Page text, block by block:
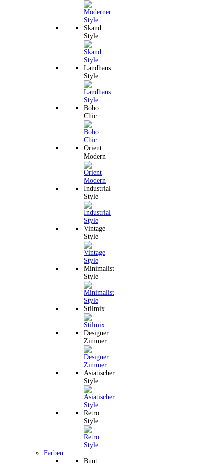
Skand.
Style
Landhaus
Style
Boho
Chic
Orient
Modern
Industrial
Style
Vintage
Style
Minimalist
Style
Stilmix
Designer
Zimmer
Asiatischer
Style
Retro
Style
Farben
Bunt